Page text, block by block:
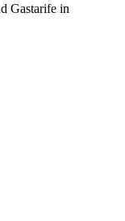
Gastarife in